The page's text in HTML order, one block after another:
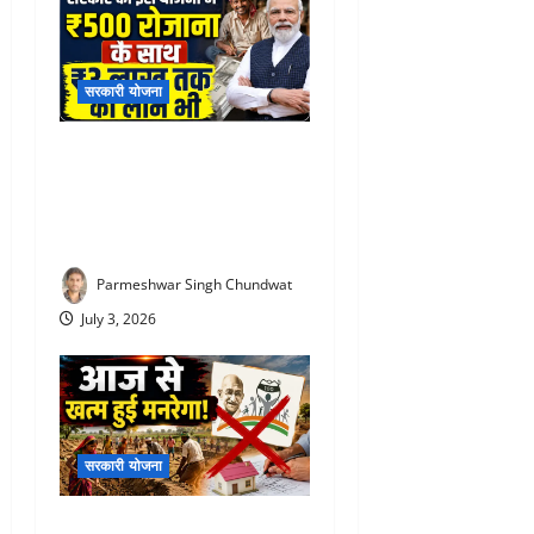
सरकारी योजना
Parmeshwar Singh Chundwat
July 3, 2026
सरकारी योजना